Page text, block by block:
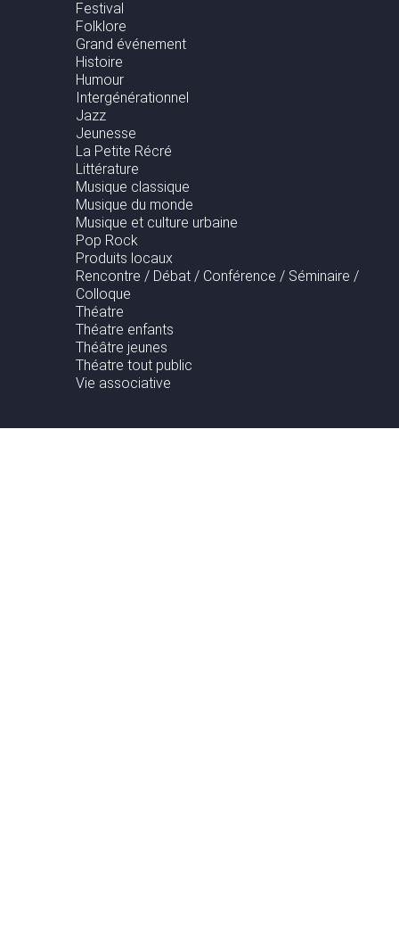
Festival
Folklore
Grand événement
Histoire
Humour
Intergénérationnel
Jazz
Jeunesse
La Petite Récré
Littérature
Musique classique
Musique du monde
Musique et culture urbaine
Pop Rock
Produits locaux
Rencontre / Débat / Conférence / Séminaire /
Colloque
Théatre
Théatre enfants
Théâtre jeunes
Théatre tout public
Vie associative